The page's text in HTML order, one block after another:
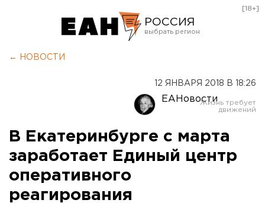
РОССИЯ
Оренбург
[18+]
← НОВОСТИ
12 ЯНВАРЯ 2018 В 18:26
ЕАНовости
В Екатеринбурге с марта
заработает Единый центр
оперативного
реагирования